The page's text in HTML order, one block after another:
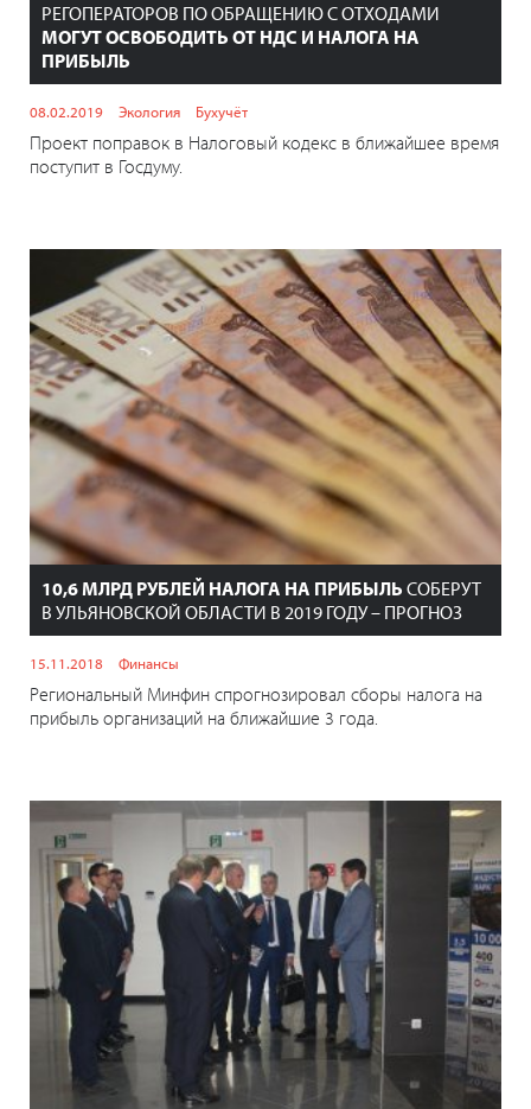
РЕГОПЕРАТОРОВ ПО ОБРАЩЕНИЮ С ОТХОДАМИ
МОГУТ ОСВОБОДИТЬ ОТ НДС И НАЛОГА НА
ПРИБЫЛЬ
08.02.2019 Экология Бухучёт
Проект поправок в Налоговый кодекс в ближайшее время
поступит в Госдуму.
10,6 МЛРД РУБЛЕЙ НАЛОГА НА ПРИБЫЛЬ СОБЕРУТ
В УЛЬЯНОВСКОЙ ОБЛАСТИ В 2019 ГОДУ – ПРОГНОЗ
15.11.2018 Финансы
Региональный Минфин спрогнозировал сборы налога на
прибыль организаций на ближайшие 3 года.